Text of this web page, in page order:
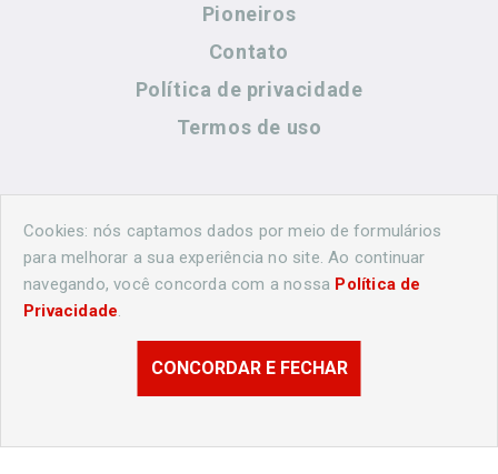
Pioneiros
Contato
Política de privacidade
Termos de uso
Contato
(44) 99883-8883
Cookies: nós captamos dados por meio de formulários
para melhorar a sua experiência no site. Ao continuar
navegando, você concorda com a nossa Política de
Privacidade.
CONCORDAR E FECHAR